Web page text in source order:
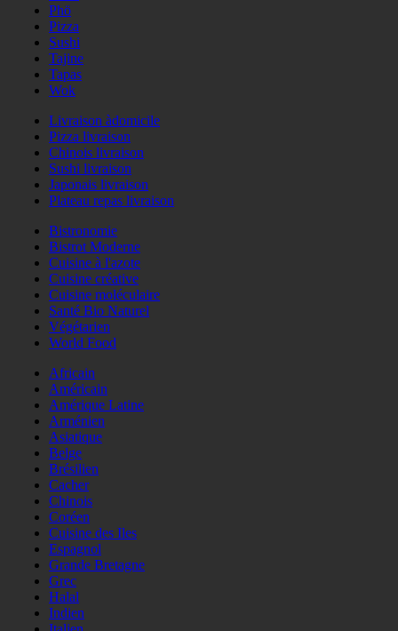
Phö
Pizza
Sushi
Tajine
Tapas
Wok
Livraison àdomicile
Pizza livraison
Chinois livraison
Sushi livraison
Japonais livraison
Plateau repas livraison
Bistronomie
Bistrot Moderne
Cuisine à l'azote
Cuisine créative
Cuisine moléculaire
Santé Bio Naturel
Végétarien
World Food
Africain
Américain
Amérique Latine
Arménien
Asiatique
Belge
Brésilien
Cacher
Chinois
Coréen
Cuisine des Iles
Espagnol
Grande Bretagne
Grec
Halal
Indien